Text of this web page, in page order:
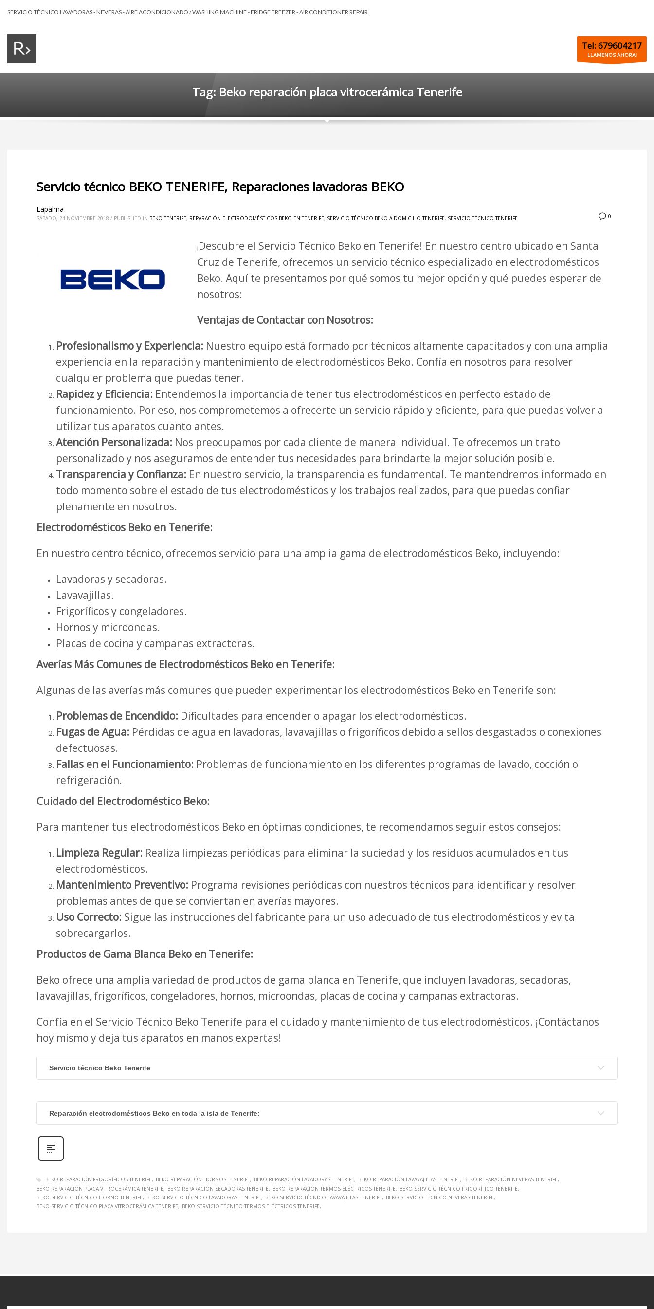
SERVICIO TÉCNICO LAVADORAS - NEVERAS - AIRE ACONDICIONADO / WASHING MACHINE - FRIDGE FREEZER - AIR CONDITIONER REPAIR
Tel: 679604217
LLAMENOS AHORA!
Tag: Beko reparación placa vitrocerámica Tenerife
Servicio técnico BEKO TENERIFE, Reparaciones lavadoras BEKO
0
Lapalma
SÁBADO, 24 NOVIEMBRE 2018 / PUBLISHED IN BEKO TENERIFE, REPARACIÓN ELECTRODOMÉSTICOS BEKO EN TENERIFE, SERVICIO TÉCNICO BEKO A DOMICILIO TENERIFE, SERVICIO TÉCNICO TENERIFE
¡Descubre el Servicio Técnico Beko en Tenerife! En nuestro centro ubicado en Santa
Cruz de Tenerife, ofrecemos un servicio técnico especializado en electrodomésticos
Beko. Aquí te presentamos por qué somos tu mejor opción y qué puedes esperar de
nosotros:
Ventajas de Contactar con Nosotros:
Profesionalismo y Experiencia: Nuestro equipo está formado por técnicos altamente capacitados y con una amplia
experiencia en la reparación y mantenimiento de electrodomésticos Beko. Confía en nosotros para resolver
cualquier problema que puedas tener.
Rapidez y Eficiencia: Entendemos la importancia de tener tus electrodomésticos en perfecto estado de
funcionamiento. Por eso, nos comprometemos a ofrecerte un servicio rápido y eficiente, para que puedas volver a
utilizar tus aparatos cuanto antes.
Atención Personalizada: Nos preocupamos por cada cliente de manera individual. Te ofrecemos un trato
personalizado y nos aseguramos de entender tus necesidades para brindarte la mejor solución posible.
Transparencia y Confianza: En nuestro servicio, la transparencia es fundamental. Te mantendremos informado en
todo momento sobre el estado de tus electrodomésticos y los trabajos realizados, para que puedas confiar
plenamente en nosotros.
Electrodomésticos Beko en Tenerife:
En nuestro centro técnico, ofrecemos servicio para una amplia gama de electrodomésticos Beko, incluyendo:
Lavadoras y secadoras.
Lavavajillas.
Frigoríficos y congeladores.
Hornos y microondas.
Placas de cocina y campanas extractoras.
Averías Más Comunes de Electrodomésticos Beko en Tenerife:
Algunas de las averías más comunes que pueden experimentar los electrodomésticos Beko en Tenerife son:
Problemas de Encendido: Dificultades para encender o apagar los electrodomésticos.
Fugas de Agua: Pérdidas de agua en lavadoras, lavavajillas o frigoríficos debido a sellos desgastados o conexiones
defectuosas.
Fallas en el Funcionamiento: Problemas de funcionamiento en los diferentes programas de lavado, cocción o
refrigeración.
Cuidado del Electrodoméstico Beko:
Para mantener tus electrodomésticos Beko en óptimas condiciones, te recomendamos seguir estos consejos:
Limpieza Regular: Realiza limpiezas periódicas para eliminar la suciedad y los residuos acumulados en tus
electrodomésticos.
Mantenimiento Preventivo: Programa revisiones periódicas con nuestros técnicos para identificar y resolver
problemas antes de que se conviertan en averías mayores.
Uso Correcto: Sigue las instrucciones del fabricante para un uso adecuado de tus electrodomésticos y evita
sobrecargarlos.
Productos de Gama Blanca Beko en Tenerife:
Beko ofrece una amplia variedad de productos de gama blanca en Tenerife, que incluyen lavadoras, secadoras,
lavavajillas, frigoríficos, congeladores, hornos, microondas, placas de cocina y campanas extractoras.
Confía en el Servicio Técnico Beko Tenerife para el cuidado y mantenimiento de tus electrodomésticos. ¡Contáctanos
hoy mismo y deja tus aparatos en manos expertas!
Servicio técnico Beko Tenerife
Reparación electrodomésticos Beko en toda la isla de Tenerife:
BEKO REPARACIÓN FRIGORÍFICOS TENERIFE BEKO REPARACIÓN HORNOS TENERIFE BEKO REPARACIÓN LAVADORAS TENERIFE BEKO REPARACIÓN LAVAVAJILLAS TENERIFE
BEKO REPARACIÓN NEVERAS TENERIFE
BEKO REPARACIÓN PLACA VITROCERÁMICA TENERIFE
BEKO REPARACIÓN SECADORAS TENERIFE BEKO REPARACIÓN TERMOS ELÉCTRICOS TENERIFE
BEKO SERVICIO TÉCNICO FRIGORÍFICO TENERIFE
BEKO SERVICIO TÉCNICO HORNO TENERIFE
BEKO SERVICIO TÉCNICO LAVADORAS TENERIFE BEKO SERVICIO TÉCNICO LAVAVAJILLAS TENERIFE
BEKO SERVICIO TÉCNICO NEVERAS TENERIFE
BEKO SERVICIO TÉCNICO PLACA VITROCERÁMICA TENERIFE
BEKO SERVICIO TÉCNICO TERMOS ELÉCTRICOS TENERIFE